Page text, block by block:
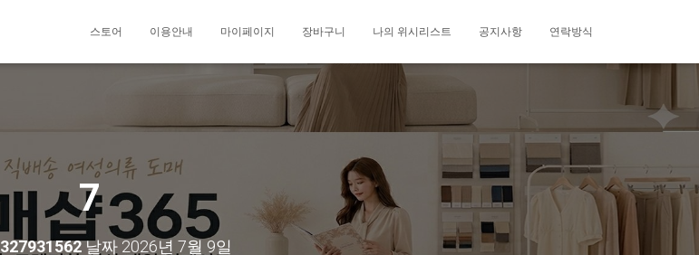
스토어 이용안내 마이페이지 장바구니 나의 위시리스트 공지사항 연락방식
7
327931562날짜 2026년 7월 9일